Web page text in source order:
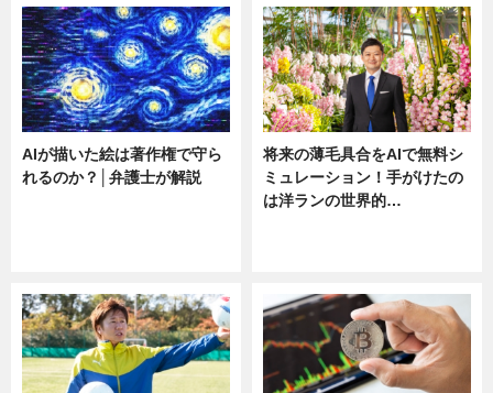
AIが描いた絵は著作権で守ら
れるのか？│弁護士が解説
将来の薄毛具合をAIで無料シ
ミュレーション！手がけたの
は洋ランの世界的…